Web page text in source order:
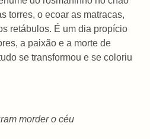
torres, o ecoar as matracas,
retábulos. É um dia propício
a paixão e a morte de
se transformou e se coloriu
morder o céu